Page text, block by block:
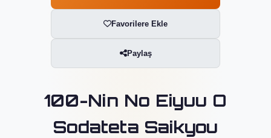
Favorilere Ekle
Paylaş
100-Nin No Eiyuu O
Sodateta Saikyou